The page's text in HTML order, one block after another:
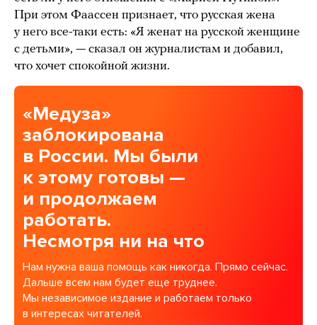
При этом Фаассен признает, что русская жена
у него все-таки есть: «Я женат на русской женщине
с детьми», — сказал он журналистам и добавил,
что хочет спокойной жизни.
«Медуза»
заблокирована
в России. Мы были
к этому готовы —
и продолжаем
работать.
Несмотря ни на что
Нам нужна ваша помощь как никогда. Прямо сейчас.
Дальше всем нам будет еще труднее.
Мы независимое издание и работаем только
в интересах читателей.